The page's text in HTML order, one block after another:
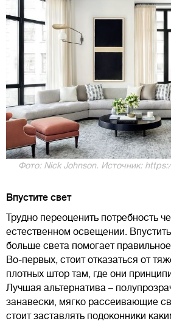
Фото: Nick Johnson. Источник:
Впустите свет
Трудно переоценить потребность
естественном освещении.
больше света помогает
Во-первых, стоит отказаться от
плотных штор там, где они
Лучшая альтернатива –
занавески, мягко рассеивающие
стоит заставлять подоконники